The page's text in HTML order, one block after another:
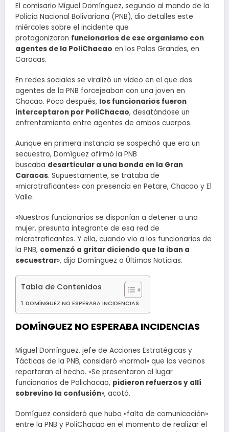
El comisario Miguel Domínguez, segundo al mando de la
Policía Nacional Bolivariana (PNB), dio detalles este
miércoles sobre el incidente que
protagonizaron funcionarios de ese organismo con
agentes de la PoliChacao en los Palos Grandes, en
Caracas.
En redes sociales se viralizó un video en el que dos
agentes de la PNB forcejeaban con una joven en
Chacao. Poco después, los funcionarios fueron
interceptaron por PoliChacao, desatándose un
enfrentamiento entre agentes de ambos cuerpos.
Aunque en primera instancia se sospechó que era un
secuestro, Domíguez afirmó la PNB
buscaba desarticular a una banda en la Gran
Caracas. Supuestamente, se trataba de
«microtraficantes» con presencia en Petare, Chacao y El
Valle.
«Nuestros funcionarios se disponían a detener a una
mujer, presunta integrante de esa red de
microtraficantes. Y ella, cuando vio a los funcionarios de
la PNB, comenzó a gritar diciendo que la iban a
secuestrar», dijo Domínguez a Últimas Noticias.
Tabla de Contenidos
DOMÍNGUEZ NO ESPERABA INCIDENCIAS
DOMÍNGUEZ NO ESPERABA INCIDENCIAS
Miguel Domínguez, jefe de Acciones Estratégicas y
Tácticas de la PNB, consideró «normal» que los vecinos
reportaran el hecho. «Se presentaron al lugar
funcionarios de Polichacao, pidieron refuerzos y allí
sobrevino la confusión», acotó.
Domíguez consideró que hubo «falta de comunicación»
entre la PNB y PoliChacao en el momento de realizar el